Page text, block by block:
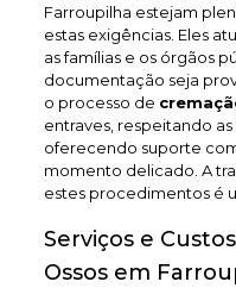
Farroupilha estejam
estas exigências. Eles
as famílias e os órgãos
documentação seja
o processo de
entraves, respeitando
oferecendo suporte
momento delicado. A
estes procedimentos é
Serviços e
Ossos em